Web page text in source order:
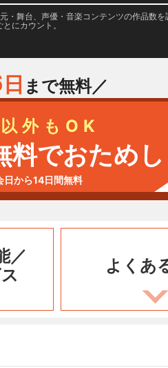
・舞台、声優・音楽コンテンツの作品数
にカウント。
日 まで無料／
外もOK
料でおためし
から14日間無料
／
よくあ